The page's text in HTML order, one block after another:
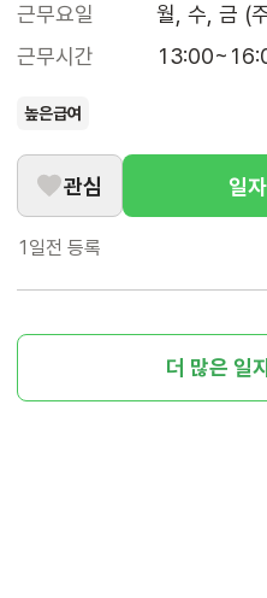
근무요일
월, 수, 금 (
근무시간
높은급여
관심 일
1일전 등록
더 많은 일